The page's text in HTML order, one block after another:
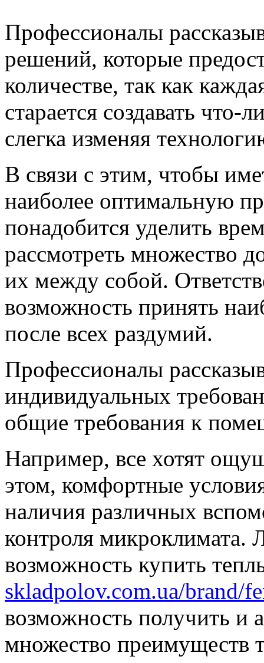
Профессионалы
решений, которые
количестве, так как
старается создавать что-
слегка изменяя
В связи с этим, чтобы
наиболее оптимальную
понадобится уделить
рассмотреть множество
их между собой.
возможность принять
после всех раздумий.
Профессионалы
индивидуальных
общие требования к
Например, все хотят
этом, комфортные
наличия различных
контроля микроклимата.
возможность купить
skladpolov.com.ua/brand/
возможность получить и
множество преимуществ